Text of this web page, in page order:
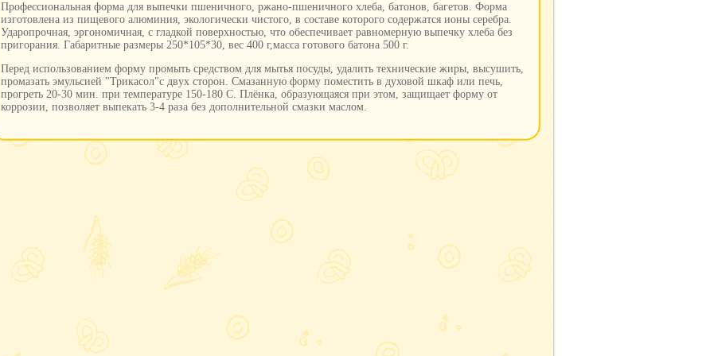
Профессиональная форма для выпечки пшеничного, ржано-пшеничного хлеба, батонов, багетов. Форма
изготовлена из пищевого алюминия, экологически чистого, в составе которого содержатся ионы серебра.
Ударопрочная, эргономичная, с гладкой поверхностью, что обеспечивает равномерную выпечку хлеба без
пригорания. Габаритные размеры 250*105*30, вес 400 г,масса готового батона 500 г.
Перед использованием форму промыть средством для мытья посуды, удалить технические жиры, высушить,
промазать эмульсией "Трикасол"с двух сторон. Смазанную форму поместить в духовой шкаф или печь,
прогреть 20-30 мин. при температуре 150-180 С. Плёнка, образующаяся при этом, защищает форму от
коррозии, позволяет выпекать 3-4 раза без дополнительной смазки маслом.